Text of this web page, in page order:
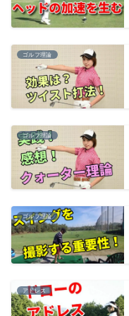
ゴルフ理論
ゴルフ理論
ゴルフ理論
アドレス